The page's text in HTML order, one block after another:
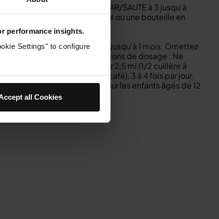
performance insights.
Settings" to configure
all Cookies
dans la marmite et SEAR/SAUTE à 3 jusqu'à
Transférer dans un bocal ou une bouteille en
sombre ou au réfrigérateur jusqu'à 1 mois. Omettez
à de jeunes enfants. Instructions de dosage : Ne
âgés de 12 à 24 mois, donnez 2,5 ml (1/2 cuillère à
donnez 5 ml (1 cuillère à café), 3 à 4 fois par jour.
soupe), 3 à 4 fois par jour. Pour les enfants âgés de 12
les 2 heures.